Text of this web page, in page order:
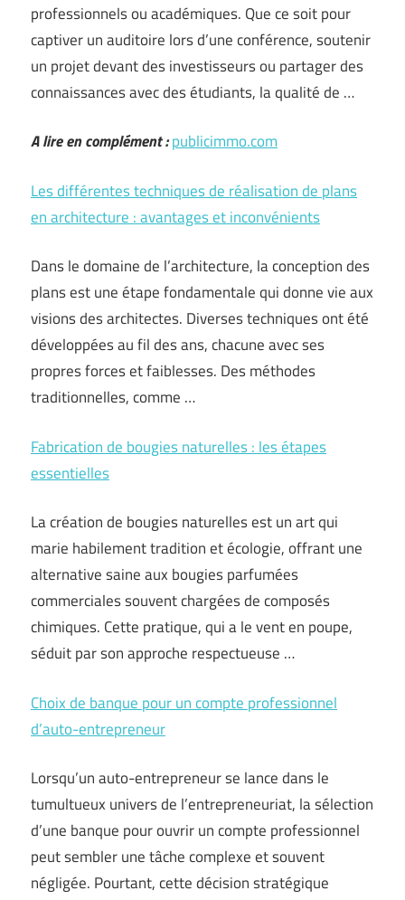
professionnels ou académiques. Que ce soit pour
captiver un auditoire lors d’une conférence, soutenir
un projet devant des investisseurs ou partager des
connaissances avec des étudiants, la qualité de …
A lire en complément :publicimmo.com
Les différentes techniques de réalisation de plans
en architecture : avantages et inconvénients
Dans le domaine de l’architecture, la conception des
plans est une étape fondamentale qui donne vie aux
visions des architectes. Diverses techniques ont été
développées au fil des ans, chacune avec ses
propres forces et faiblesses. Des méthodes
traditionnelles, comme …
Fabrication de bougies naturelles : les étapes
essentielles
La création de bougies naturelles est un art qui
marie habilement tradition et écologie, offrant une
alternative saine aux bougies parfumées
commerciales souvent chargées de composés
chimiques. Cette pratique, qui a le vent en poupe,
séduit par son approche respectueuse …
Choix de banque pour un compte professionnel
d’auto-entrepreneur
Lorsqu’un auto-entrepreneur se lance dans le
tumultueux univers de l’entrepreneuriat, la sélection
d’une banque pour ouvrir un compte professionnel
peut sembler une tâche complexe et souvent
négligée. Pourtant, cette décision stratégique